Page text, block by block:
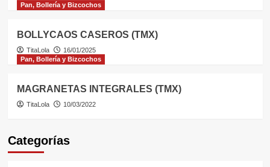
Pan, Bollería y Bizcochos
BOLLYCAOS CASEROS (TMX)
TitaLola
16/01/2025
Pan, Bollería y Bizcochos
MAGRANETAS INTEGRALES (TMX)
TitaLola 10/03/2022
Categorías